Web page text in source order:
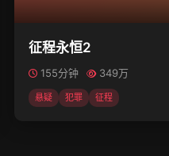
征程永恒2
155分钟 349万
悬疑 犯罪 征程